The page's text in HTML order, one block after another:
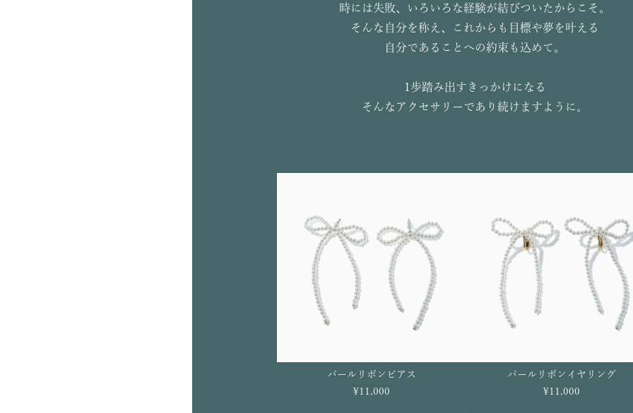
時には失敗、いろいろな経験が結びついたからこそ。
そんな自分を称え、これからも目標や夢を叶える
自分であることへの約束も込めて。
1歩踏み出すきっかけになる
そんなアクセサリーであり続けますように。
パールリボンピアス
¥11,000
パールリボンイヤリング
¥11,000